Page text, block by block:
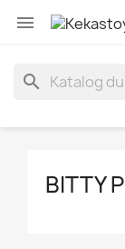

search
BITTY